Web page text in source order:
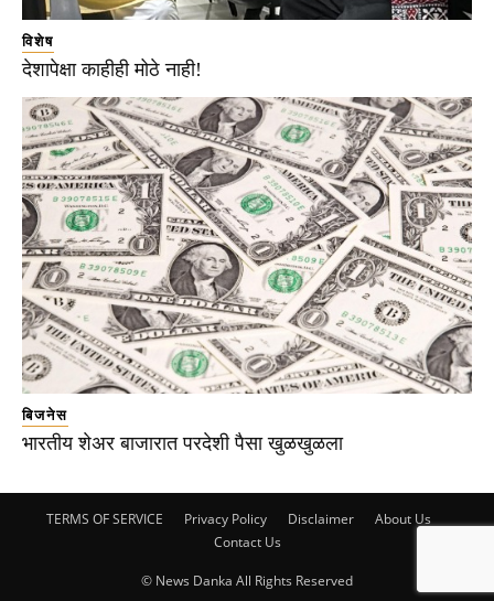
विशेष
देशापेक्षा काहीही मोठे नाही!
बिजनेस
भारतीय शेअर बाजारात परदेशी पैसा खुळखुळला
TERMS OF SERVICE Privacy Policy Disclaimer
About Us
Contact Us
© News Danka All Rights Reserved